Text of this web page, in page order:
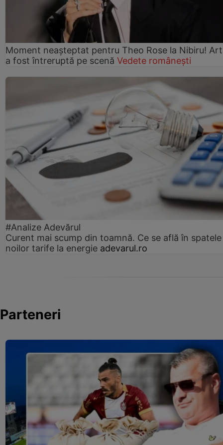
Moment neașteptat pentru Theo Rose la Nibiru!
a fost întreruptă pe scenă Vedete românești
#Analize Adevărul
Curent mai scump din toamnă. Ce se află în spatele
noilor tarife la energie adevarul.ro
Parteneri